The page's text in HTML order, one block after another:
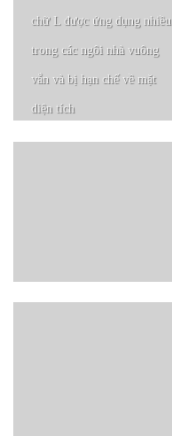
chữ L được ứng dụng nhiều
trong các ngôi nhà vuông
vắn và bị hạn chế về mặt
diện tích